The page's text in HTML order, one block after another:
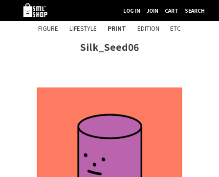
LOG IN JOIN CART SEARCH
FIGURE LIFESTYLE PRINT EDITION ETC
Silk_Seed06